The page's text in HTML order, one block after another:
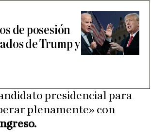
de posesión
de Trump y
presidencial para
plenamente» con